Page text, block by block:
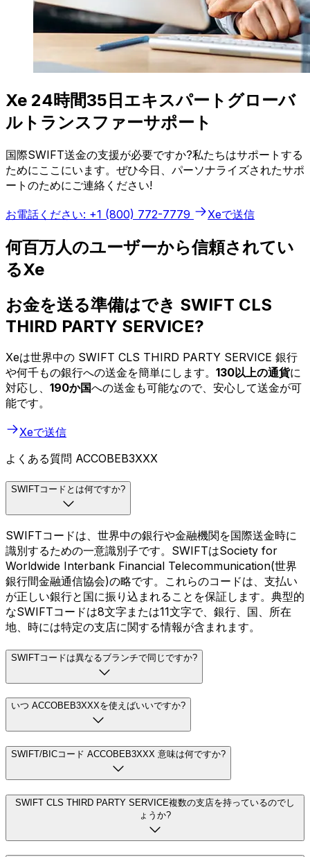
Xe 24時間35日エキスパートグローバ
ルトランスファーサポート
国際SWIFT送金の支援が必要ですか?私たちはサポートする
ためにここにいます。ぜひ今日、パーソナライズされたサポ
ートのためにご連絡ください!
お電話ください: +1 (800) 772-7779 Xeで送信
何百万人のユーザーから信頼されてい
るXe
お金を送る準備はでき SWIFT CLS
THIRD PARTY SERVICE?
Xeは世界中の SWIFT CLS THIRD PARTY SERVICE 銀行
や何千もの銀行への送金を簡単にします。 130以上の通貨に
対応し、 190か国への送金も可能なので、安心して送金が可
能です。
Xeで送信
よくある質問 ACCOBEB3XXX
SWIFTコードとは何ですか?
SWIFTコードは、世界中の銀行や金融機関を国際送金時に
識別するための一意識別子です。SWIFTはSociety for
Worldwide Interbank Financial Telecommunication(世界
銀行間金融通信協会)の略です。これらのコードは、支払い
が正しい銀行と国に振り込まれることを保証します。典型的
なSWIFTコードは8文字または11文字で、銀行、国、所在
地、時には特定の支店に関する情報が含まれます。
SWIFTコードは異なるブランチで同じですか?
いつ ACCOBEB3XXXを使えばいいですか?
SWIFT/BICコード ACCOBEB3XXX 意味は何ですか?
SWIFT CLS THIRD PARTY SERVICE複数の支店を持っているのでし
ょうか?